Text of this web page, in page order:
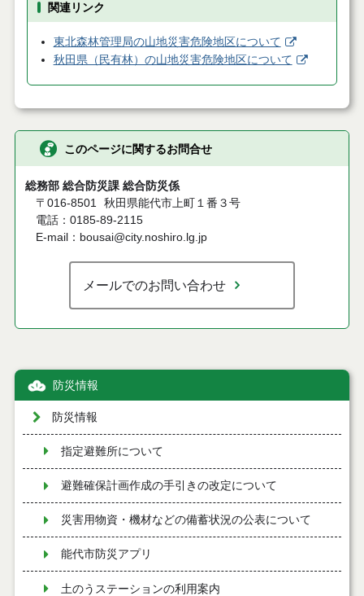
関連リンク
東北森林管理局の山地災害危険地区について
秋田県（民有林）の山地災害危険地区について
このページに関するお問合せ
総務部 総合防災課 総合防災係
〒016-8501 秋田県能代市上町１番３号
電話：0185-89-2115
E-mail：bousai@city.noshiro.lg.jp
メールでのお問い合わせ
防災情報
防災情報
指定避難所について
避難確保計画作成の手引きの改定について
災害用物資・機材などの備蓄状況の公表について
能代市防災アプリ
土のうステーションの利用案内